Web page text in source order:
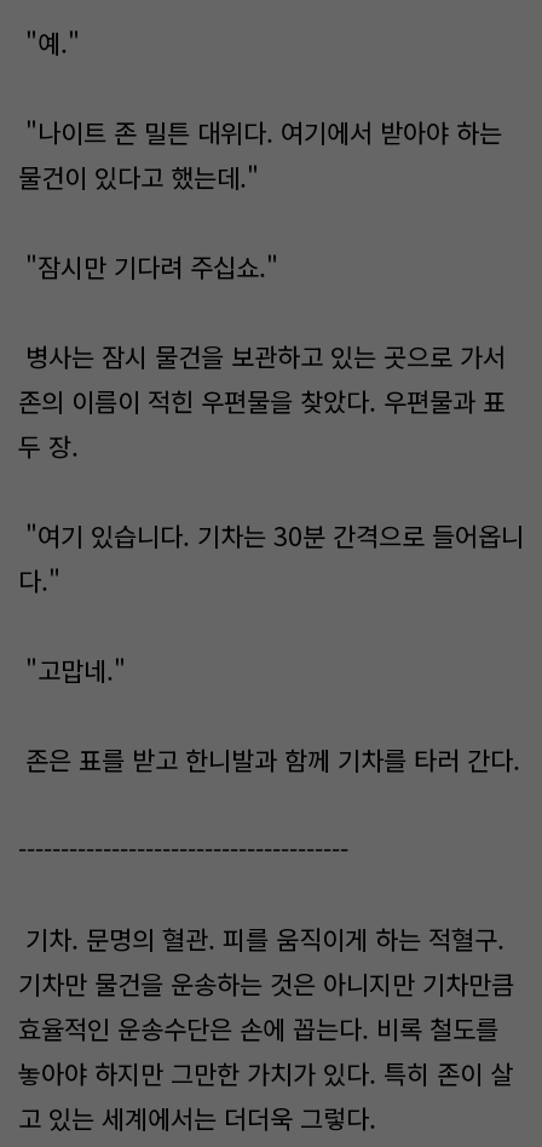
"예."
"나이트 존 밀튼 대위다. 여기에서 받아야 하는
물건이 있다고 했는데."
"잠시만 기다려 주십쇼."
병사는 잠시 물건을 보관하고 있는 곳으로 가서
존의 이름이 적힌 우편물을 찾았다. 우편물과 표
두 장.
"여기 있습니다. 기차는 30분 간격으로 들어옵니
다."
"고맙네."
존은 표를 받고 한니발과 함께 기차를 타러 간다.
---------------------------------------
기차. 문명의 혈관. 피를 움직이게 하는 적혈구.
기차만 물건을 운송하는 것은 아니지만 기차만큼
효율적인 운송수단은 손에 꼽는다. 비록 철도를
놓아야 하지만 그만한 가치가 있다. 특히 존이 살
고 있는 세계에서는 더더욱 그렇다.